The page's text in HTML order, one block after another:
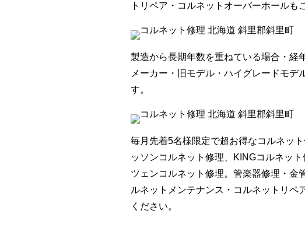
トリペア・コルネットオーバーホールも
製造から長期年数を重ねている場合・経
メーカー・旧モデル・ハイグレードモデ
す。
毎月先着5名様限定で超お得なコルネッ
ッソンコルネット修理、KINGコルネッ
ツェンコルネット修理。管楽器修理・金
ルネットメンテナンス・コルネットリペ
ください。